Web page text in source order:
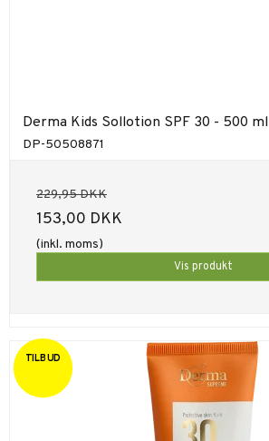
Derma Kids Sollotion SPF 30 - 500 ml
DP-50508871
229,95 DKK
153,00 DKK
(inkl. moms)
Vis produkt
TILBUD